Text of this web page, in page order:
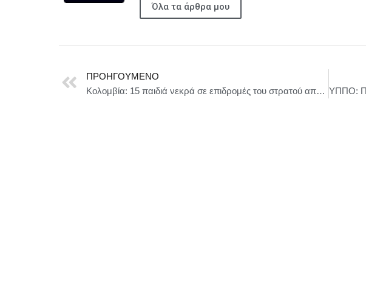
Όλα τα άρθρα μου
ΠΡΟΗΓΟΎΜΕΝΟ
Κολομβία: 15 παιδιά νεκρά σε επιδρομές του στρατού από τον Αύγουστο